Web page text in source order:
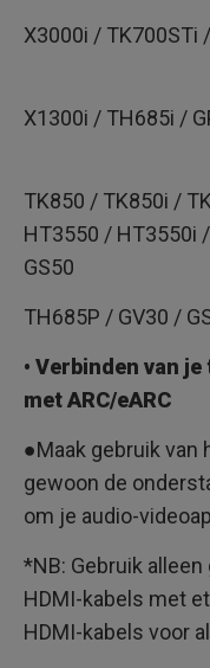
X3000i / TK700STi
X1300i / TH685i /
TK850 / TK850i /
HT3550 / HT3550i
GS50
TH685P / GV30 /
• Verbinden van
met ARC/eARC
●Maak gebruik van
gewoon de
om je audio-
*NB: Gebruik
HDMI-kabels met
HDMI-kabels voor